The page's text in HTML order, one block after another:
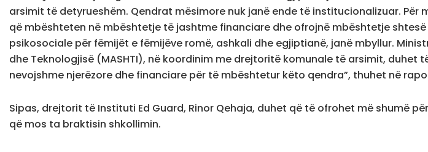
arsimit të detyrueshëm. Qendrat mësimore nuk janë ende të institucionalizuar. Për
që mbështeten në mbështetje të jashtme financiare dhe ofrojnë mbështetje
psikosociale për fëmijët e fëmijëve romë, ashkali dhe egjiptianë, janë mbyllur.
dhe Teknologjisë (MASHTI), në koordinim me drejtoritë komunale të arsimit, duhet
nevojshme njerëzore dhe financiare për të mbështetur këto qendra”, thuhet në
Sipas, drejtorit të Instituti Ed Guard, Rinor Qehaja, duhet që të ofrohet më shumë
që mos ta braktisin shkollimin.